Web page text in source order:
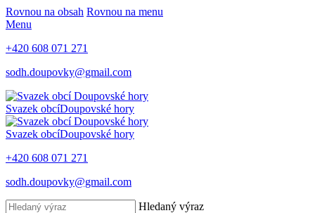
Rovnou na obsah Rovnou na menu
Menu
+420 608 071 271
sodh.doupovky@gmail.com
Svazek obcíDoupovské hory
Svazek obcíDoupovské hory
+420 608 071 271
sodh.doupovky@gmail.com
Hledaný výraz